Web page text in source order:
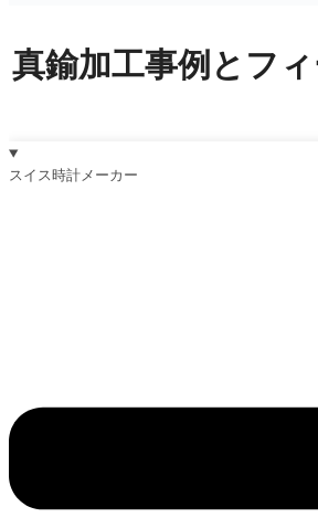
真鍮加工事例とフ
スイス時計メーカー